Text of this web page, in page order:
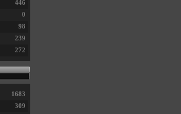
446
0
98
239
272
1683
309